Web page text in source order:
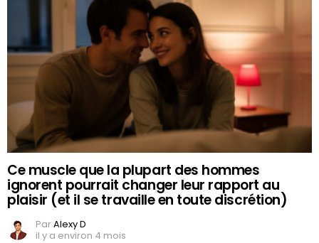
Ce muscle que la plupart des hommes
ignorent pourrait changer leur rapport au
plaisir (et il se travaille en toute discrétion)
ParAlexy D
il y a environ 4 mois